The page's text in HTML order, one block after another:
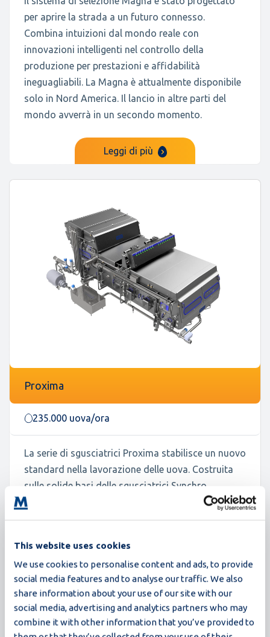
This website uses cookies
We use cookies to personalise content and ads, to provide
social media features and to analyse our traffic. We also
share information about your use of our site with our
social media, advertising and analytics partners who may
combine it with other information that you’ve provided to
per aprire la strada a un futuro connesso.
Combina intuizioni dal mondo reale con
innovazioni intelligenti nel controllo della
produzione per prestazioni e affidabilità
ineguagliabili. La Magna è attualmente disponibile
solo in Nord America. Il lancio in altre parti del
mondo avverrà in un secondo momento.
Leggi di più
Proxima
235.000 uova/ora
La serie di sgusciatrici Proxima stabilisce un nuovo
standard nella lavorazione delle uova. Costruita
sulle solide basi delle sgusciatrici Synchro,
Proxima offre una maggiore resa, una migliore
igiene e un funzionamento più intelligente, il tutto
CIP a circuito chiuso, il funzionamento basato su
ricette e il rilevamento avanzato, Proxima è
progettata per i trasformatori che esigono di più:
maggiore efficienza, maggiore affidabilità e una
maggiore prontezza per il futuro.